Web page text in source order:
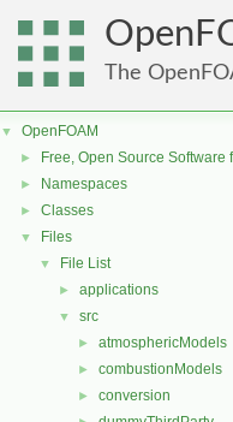
The
▼ OpenFOAM
► Free, Open Source Software
► Namespaces
► Classes
▼ Files
▼ File List
► applications
▼ src
► atmosphericModels
► combustionModels
► conversion